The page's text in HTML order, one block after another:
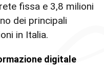
fissa e 3,8 milioni
dei principali
in Italia.
digitale